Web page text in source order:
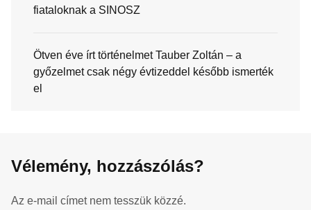
fiataloknak a SINOSZ
Ötven éve írt történelmet Tauber Zoltán – a
győzelmet csak négy évtizeddel később ismerték
el
Vélemény, hozzászólás?
Az e-mail címet nem tesszük közzé.